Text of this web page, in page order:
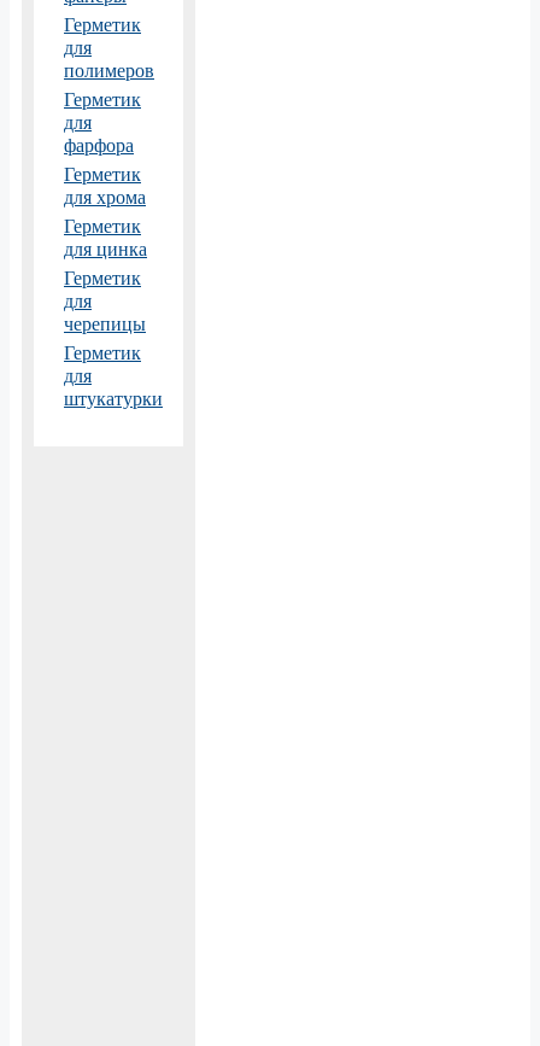
Герметик
для
полимеров
Герметик
для
фарфора
Герметик
для хрома
Герметик
для цинка
Герметик
для
черепицы
Герметик
для
штукатурки